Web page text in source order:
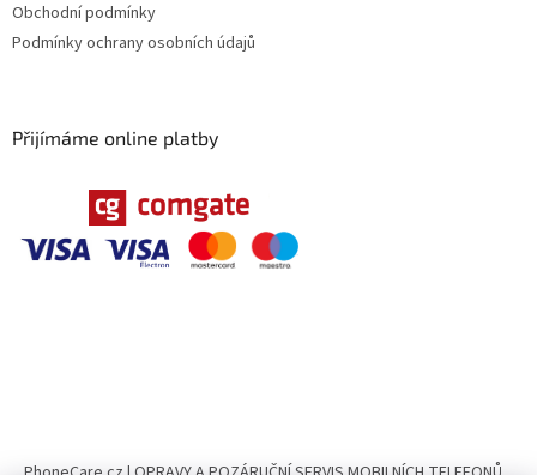
Obchodní podmínky
Podmínky ochrany osobních údajů
Přijímáme online platby